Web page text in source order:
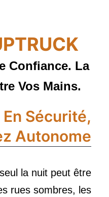
Confiance. La
Vos Mains.
Sécurité,
Autonome
la nuit peut être
rues sombres, les